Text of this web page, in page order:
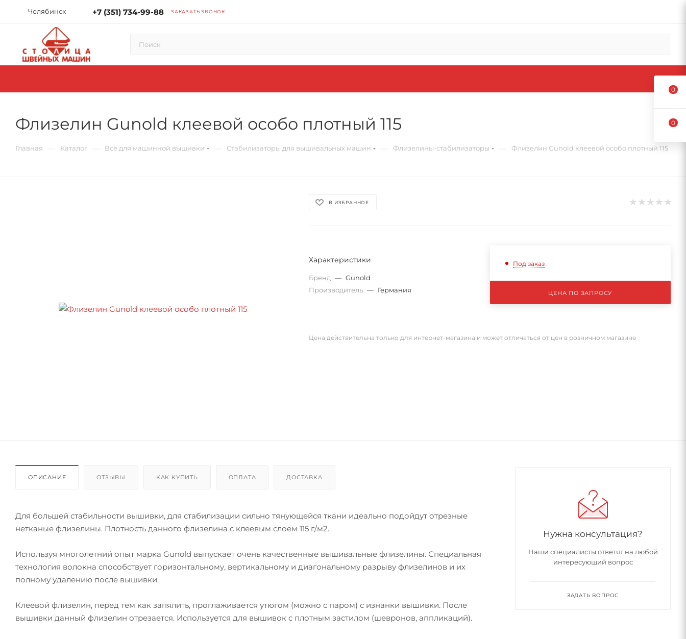
Челябинск +7 (351) 734-99-88 ЗАКАЗАТЬ ЗВОНОК
Флизелин Gunold клеевой особо плотный 115
Главная Каталог Всё для машинной вышивки Стабилизаторы для вышивальных машин Флизелины-стабилизаторы Флизелин Gunold клеевой особо плотный 115
В ИЗБРАННОЕ
Характеристики
Бренд — Gunold
Производитель — Германия
Под заказ
ЦЕНА ПО ЗАПРОСУ
Цена действительна только для интернет-магазина и может отличаться от цен в розничном магазине
ОПИСАНИЕ ОТЗЫВЫ КАК КУПИТЬ ОПЛАТА ДОСТАВКА
Для большей стабильности вышивки, для стабилизации сильно тянующейся ткани идеально подойдут отрезные
нетканые флизелины. Плотность данного флизелина с клеевым слоем 115 г/м2.
Используя многолетний опыт марка Gunold выпускает очень качественные вышивальные флизелины. Специальная
технология волокна способствует горизонтальному, вертикальному и диагональному разрыву флизелинов и их
полному удалению после вышивки.
Клеевой флизелин, перед тем как запялить, проглаживается утюгом (можно с паром) с изнанки вышивки. После
вышивки данный флизелин отрезается. Используется для вышивок с плотным застилом (шевронов, аппликаций).
Нужна консультация?
Наши специалисты ответят на любой
интересующий вопрос
ЗАДАТЬ ВОПРОС
0
0